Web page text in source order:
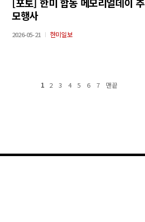
모행사
2026-05-21 한미일보
1 2 3 4 5 6 7 맨끝